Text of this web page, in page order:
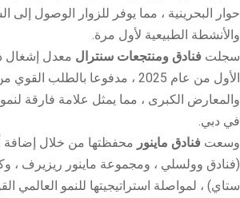
حوار البحرينية ، مما يوفر للزوار الوصول إلى
والأنشطة الطبيعية لأول مرة.
سجلت فنادق ومنتجعات سنترال
الأول من عام 2025 ، مدفوعا
والمعارض الكبرى ، مما يمثل علامة فارقة
في دبي.
وسعت فنادق ماينور محفظتها من خلال إضافة
(فنادق وولسلي ، ومجموعة ماينور ريزيرف ،
ستاي) ، لمواصلة استراتيجيتها للنمو العالمي